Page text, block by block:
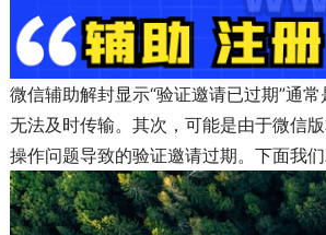
微信辅助解封显示“验证邀请已过期”通
无法及时传输。其次，可能是由于微信
操作问题导致的验证邀请过期。下面我